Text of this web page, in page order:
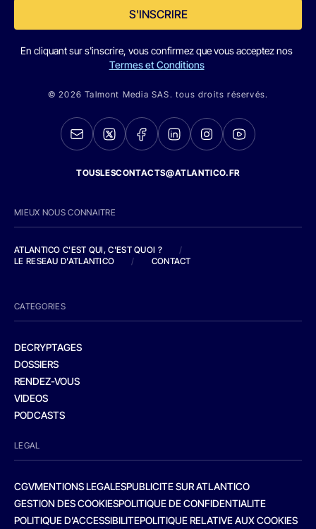
S'INSCRIRE
En cliquant sur s'inscrire, vous confirmez que vous acceptez nos
Termes et Conditions
© 2026 Talmont Media SAS. tous droits réservés.
TOUSLESCONTACTS@ATLANTICO.FR
MIEUX NOUS CONNAITRE
ATLANTICO C'EST QUI, C'EST QUOI ?
/
LE RESEAU D'ATLANTICO
/ CONTACT
CATEGORIES
DECRYPTAGES
DOSSIERS
RENDEZ-VOUS
VIDEOS
PODCASTS
LEGAL
CGVMENTIONS LEGALESPUBLICITE SUR ATLANTICO
GESTION DES COOKIESPOLITIQUE DE CONFIDENTIALITE
POLITIQUE D’ACCESSIBILITEPOLITIQUE RELATIVE AUX COOKIES